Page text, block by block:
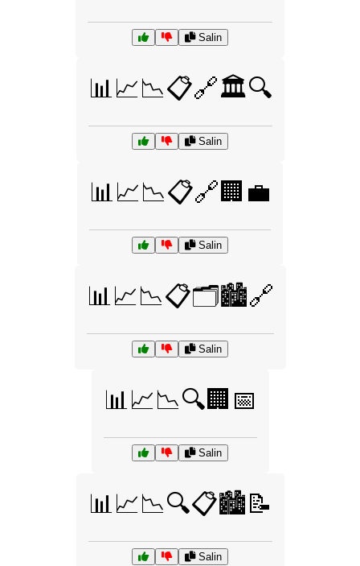
Salin
📊📈📉📋🔗🏛️🔍
Salin
📊📈📉📋🔗🏢💼
Salin
📊📈📉📋🗂️🏙️🔗
Salin
📊📈📉🔍🏢📅
Salin
📊📈📉🔍📋🏙️📝
Salin